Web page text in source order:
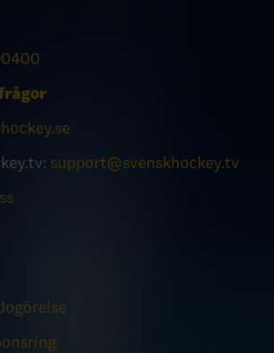
support@svenskhockey.tv